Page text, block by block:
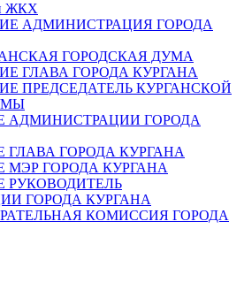
ЖКХ
АДМИНИСТРАЦИЯ ГОРОДА
ГОРОДСКАЯ ДУМА
ГЛАВА ГОРОДА КУРГАНА
ПРЕДСЕДАТЕЛЬ КУРГАНСКОЙ
АДМИНИСТРАЦИИ ГОРОДА
ГЛАВА ГОРОДА КУРГАНА
МЭР ГОРОДА КУРГАНА
РУКОВОДИТЕЛЬ
ГОРОДА КУРГАНА
КОМИССИЯ ГОРОДА